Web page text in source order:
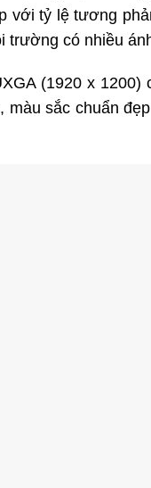
tỷ lệ tương
trường có nhiều
(1920 x
sắc chuẩn